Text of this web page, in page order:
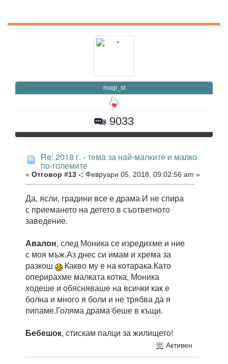
magi_st
9033
Re: 2018 г. - тема за най-малките и малко
по-големите
« Отговор #13 -: Февруари 05, 2018, 09:02:56 am »
Да, ясли, градини все е драма.И не спира
с приемането на детето в съответното
заведение.
Авалон, след Моника се изредихме и ние
с моя мъж.Аз днес си имам и хрема за
разкош
Какво му е на котарака.Като
оперирахме малката котка, Моника
ходеше и обясняваше на всички как е
болна и много я боли и не трябва да я
пипаме.Голяма драма беше в къщи.
Бебешок, стискам палци за жилището!
Активен